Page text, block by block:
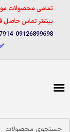
تمامی محصولات
بیشتر تماس حاصل
09126899698 33907914-021